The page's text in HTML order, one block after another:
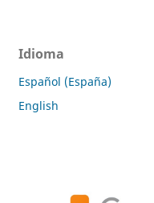
Idioma
Español (España)
English